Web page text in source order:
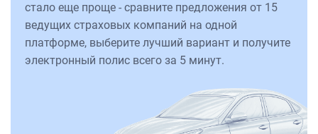
стало еще проще - сравните предложения от 15
ведущих страховых компаний на одной
платформе, выберите лучший вариант и получите
электронный полис всего за 5 минут.